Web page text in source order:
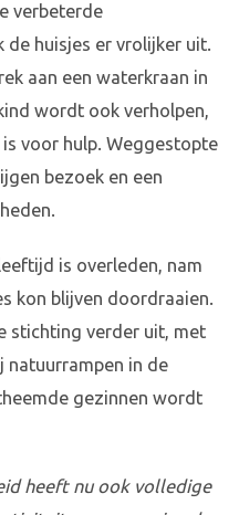
verbeterde
huisjes er vrolijker uit.
aan een waterkraan in
wordt ook verholpen,
voor hulp. Weggestopte
bezoek en een
is overleden, nam
kon blijven doordraaien.
stichting verder uit, met
natuurrampen in de
gezinnen wordt
heeft nu ook volledige